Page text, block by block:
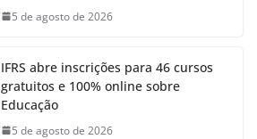
5 de agosto de 2026
IFRS abre inscrições para 46 cursos
gratuitos e 100% online sobre
Educação
5 de agosto de 2026